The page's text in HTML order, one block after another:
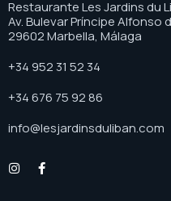
Restaurante Les Jardins du
Av. Bulevar Príncipe Alfonso
29602 Marbella, Málaga
+34 952 31 52 34
+34 676 75 92 86
info@lesjardinsduliban.com